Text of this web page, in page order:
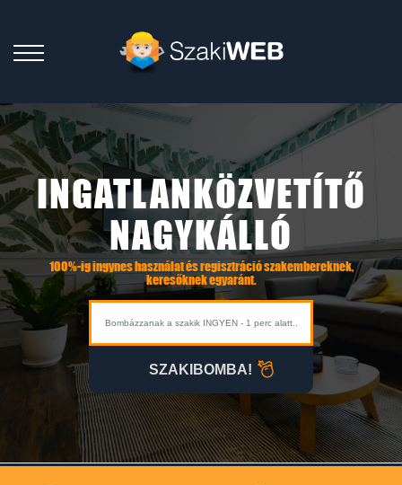
INGATLANKÖZVETÍTŐ
NAGYKÁLLÓ
100%-ig ingynes használat és regisztráció szakembereknek,
keresőknek egyaránt.
SZAKIBOMBA!